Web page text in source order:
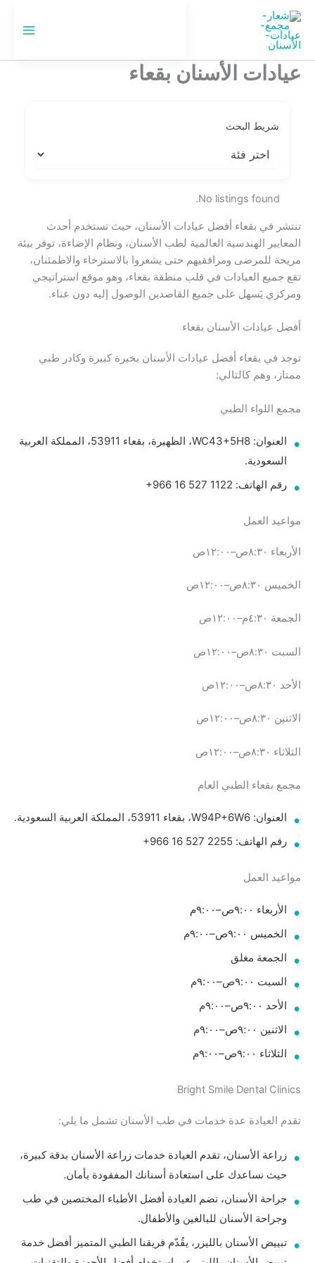
تخطي
إلى
المحتوى
عيادات الأسنان بقعاء
شريط البحث
No listings found.
تنتشر في بقعاء أفضل عيادات الأسنان، حيث تستخدم أحدث
المعايير الهندسية العالمية لطب الأسنان، ونظام الإضاءة، توفر بيئة
مريحة للمرضى ومرافقيهم حتى يشعروا بالاسترخاء والاطمئنان،
تقع جميع العيادات في قلب منطقة بقعاء، وهو موقع استراتيجي
ومركزي يَسهل على جميع القاصدين الوصول إليه دون عناء.
أفضل عيادات الأسنان بقعاء
توجد في بقعاء أفضل عيادات الأسنان بخبرة كبيرة وكادر طبي
ممتاز، وهم كالتالي:
مجمع اللواء الطبي
العنوان: WC43+5H8، الظهيرة، بقعاء 53911، المملكة العربية
السعودية.
رقم الهاتف: ‏‪+966 16 527 1122‬‏
مواعيد العمل
الأربعاء ٨:٣٠ص–١٢:٠٠ص
الخميس ٨:٣٠ص–١٢:٠٠ص
الجمعة ٤:٣٠م–١٢:٠٠ص
السبت ٨:٣٠ص–١٢:٠٠ص
الأحد ٨:٣٠ص–١٢:٠٠ص
الاثنين ٨:٣٠ص–١٢:٠٠ص
الثلاثاء ٨:٣٠ص–١٢:٠٠ص
مجمع بقعاء الطبي العام
العنوان: W94P+6W6، بقعاء 53911، المملكة العربية السعودية.
رقم الهاتف: ‏‪+966 16 527 2255‬‏
مواعيد العمل
الأربعاء ٩:٠٠ص–٩:٠٠م
الخميس ٩:٠٠ص–٩:٠٠م
الجمعة مغلق
السبت ٩:٠٠ص–٩:٠٠م
الأحد ٩:٠٠ص–٩:٠٠م
الاثنين ٩:٠٠ص–٩:٠٠م
الثلاثاء ٩:٠٠ص–٩:٠٠م
Bright Smile Dental Clinics
تقدم العيادة عدة خدمات في طب الأسنان تشمل ما يلي:
زراعة الأسنان، تقدم العيادة خدمات زراعة الأسنان بدقة كبيرة،
حيث نساعدك على استعادة أسنانك المفقودة بأمان.
جراحة الأسنان، تضم العيادة أفضل الأطباء المختصين في طب
وجراحة الأسنان للبالغين والأطفال.
تبييض الأسنان بالليزر، يقُدّم فريقنا الطبي المتميز أفضل خدمة